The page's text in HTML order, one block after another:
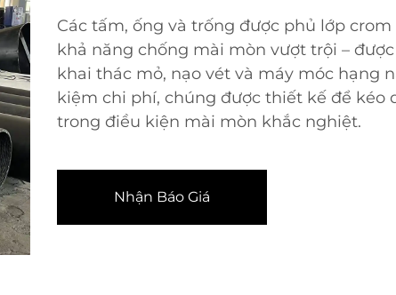
Các tấm, ống và trống được phủ lớp
khả năng chống mài mòn vượt trội –
khai thác mỏ, nạo vét và máy móc hạng
kiệm chi phí, chúng được thiết kế để kéo
trong điều kiện mài mòn khắc nghiệt.
Nhận Báo Giá